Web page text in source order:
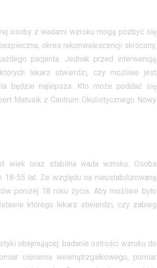
osoby z wadami wzroku mogą pozbyć się
okres rekonwalescencji skrócony,
pacjenta. Jednak przed interwencją
lekarz stwierdzi, czy możliwe jest
będzie najlepsza. Kto może poddać się
Matusik z Centrum Okulistycznego Nowy
wiek oraz stabilna wada wzroku. Osoba
55 lat. Ze względu na nieustabilizowaną
poniżej 18 roku życia. Aby możliwe było
którego lekarz stwierdzi, czy zabieg
obejmującej: badanie ostrości wzroku do
ciśnienia wewnątrzgałkowego, pomiar